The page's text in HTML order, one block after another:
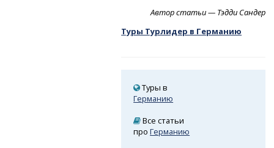
Автор статьи — Тэдди Сандер
Туры Турлидер в Германию
Туры в
Германию
Все статьи
проГерманию